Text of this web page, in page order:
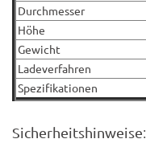
Durchmesser
Höhe
Gewicht
Ladeverfahren
Spezifikationen
Sicherheitshinweise: